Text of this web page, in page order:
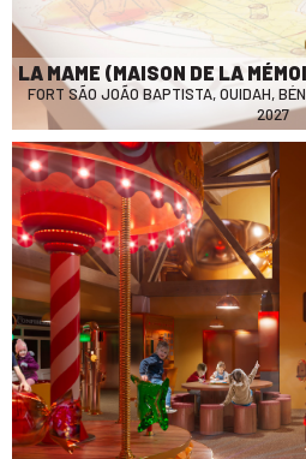
LA MAME (MAISON DE LA
FORT SÃO JOÃO BAPTISTA, OUIDAH,
2027